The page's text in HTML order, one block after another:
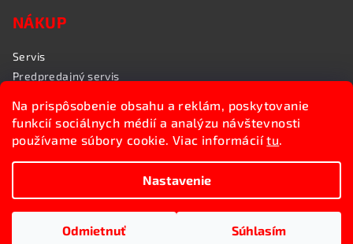
Na prispôsobenie obsahu a reklám, poskytovanie
funkcií sociálnych médií a analýzu návštevnosti
používame súbory cookie. Viac informáciítu.
Nastavenie
Odmietnuť Súhlasím
NÁKUP
Servis
Predpredajný servis
Rozvoz bicyklov
Poradenstvo
Upraviť nastavenie cookies